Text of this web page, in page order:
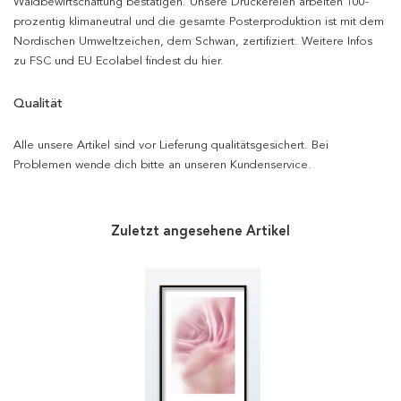
prozentig klimaneutral und die gesamte Posterproduktion ist mit dem
Nordischen Umweltzeichen, dem Schwan, zertifiziert. Weitere Infos
zu FSC und EU Ecolabel findest du hier.
Qualität
Alle unsere Artikel sind vor Lieferung qualitätsgesichert. Bei
Problemen wende dich bitte an unseren Kundenservice.
Zuletzt angesehene Artikel